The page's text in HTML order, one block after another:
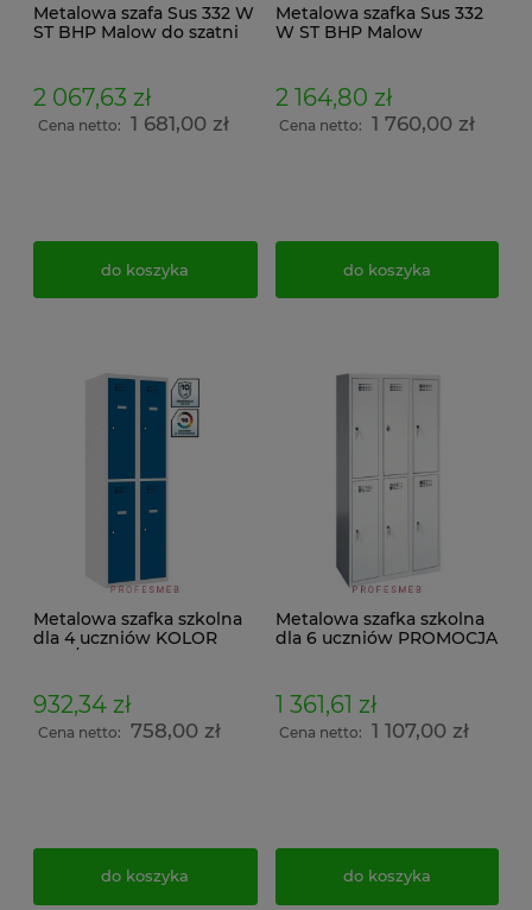
Metalowa szafa Sus 332 W
ST BHP Malow do szatni
daszkiem wymiar
239x90x74,5cm
2 067,63 zł
Cena netto: 1 681,00 zł
do koszyka
Metalowa szafka Sus 332
W ST BHP Malow
wysuwaną Pw 331 półką
na buty wymiar
219x90x74,5cm
2 164,80 zł
Cena netto: 1 760,00 zł
do koszyka
Metalowa szafka szkolna
dla 4 uczniów KOLOR
932,34 zł
Cena netto: 758,00 zł
do koszyka
Metalowa szafka szkolna
dla 6 uczniów PROMOCJA
1 361,61 zł
Cena netto: 1 107,00 zł
do koszyka